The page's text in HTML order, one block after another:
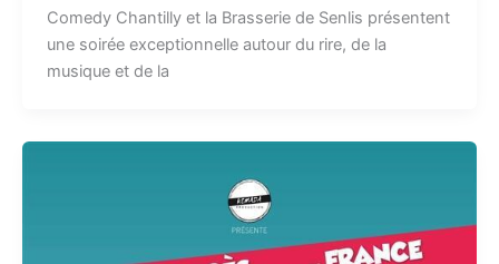
Comedy Chantilly et la Brasserie de Senlis présentent
une soirée exceptionnelle autour du rire, de la
musique et de la